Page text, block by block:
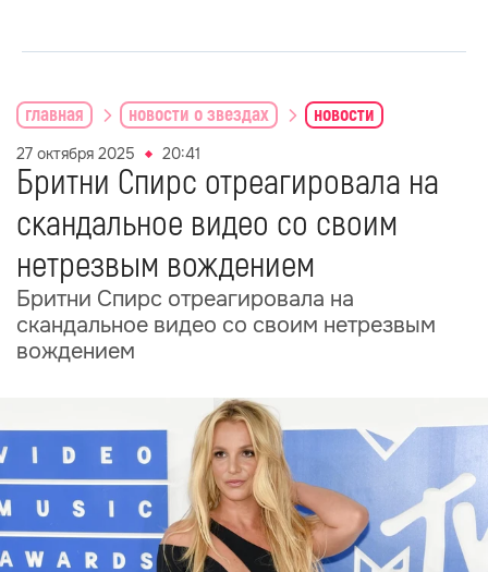
главная новости о звездах новости
27 октября 2025 20:41
Бритни Спирс отреагировала на
скандальное видео со своим
нетрезвым вождением
Бритни Спирс отреагировала на
скандальное видео со своим нетрезвым
вождением